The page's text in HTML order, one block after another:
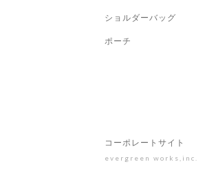
ショルダーバッグ
ポーチ
コーポレートサイト
evergreen works,inc.